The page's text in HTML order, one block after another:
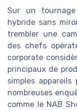
Sur un
hybride sans
trembler une
des chefs
corporate
principaux de
simples
nombreuses
comme le NAB